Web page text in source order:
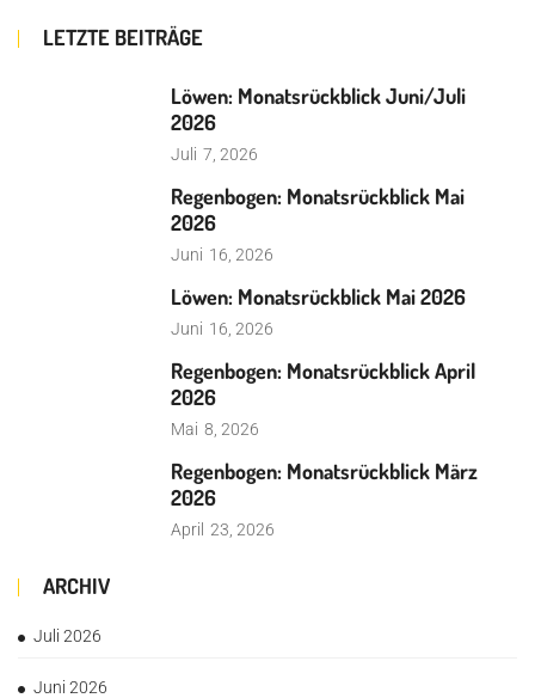
LETZTE BEITRÄGE
Löwen: Monatsrückblick Juni/Juli
2026
Juli 7, 2026
Regenbogen: Monatsrückblick Mai
2026
Juni 16, 2026
Löwen: Monatsrückblick Mai 2026
Juni 16, 2026
Regenbogen: Monatsrückblick April
2026
Mai 8, 2026
Regenbogen: Monatsrückblick März
2026
April 23, 2026
ARCHIV
Juli 2026
Juni 2026